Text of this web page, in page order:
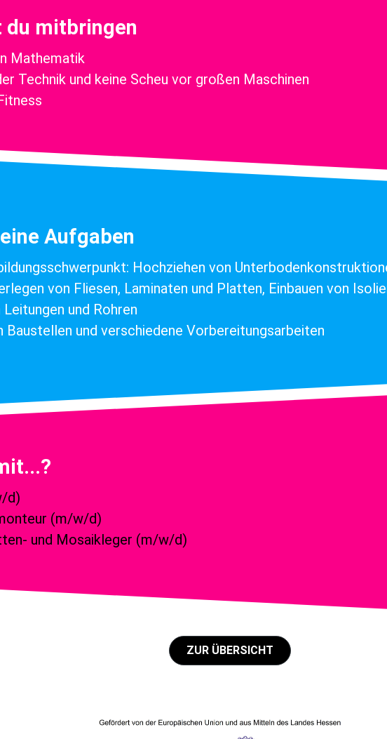
du mitbringen
Mathematik
Technik und keine Scheu vor großen Maschinen
Aufgaben
Hochziehen von
von Fliesen, Laminaten und Platten, Einbauen von
und Rohren
Baustellen und verschiedene Vorbereitungsarbeiten
d)
(m/w/d)
und Mosaikleger (m/w/d)
ZUR ÜBERSICHT